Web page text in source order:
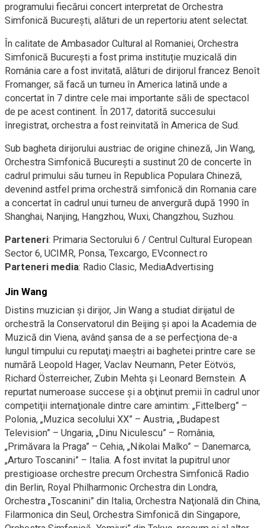
programului fiecărui concert interpretat de Orchestra
Simfonică București, alături de un repertoriu atent selectat.
În calitate de Ambasador Cultural al Romaniei, Orchestra
Simfonică București a fost prima instituție muzicală din
România care a fost invitată, alături de dirijorul francez Benoît
Fromanger, să facă un turneu în America latină unde a
concertat în 7 dintre cele mai importante săli de spectacol
de pe acest continent. În 2017, datorită succesului
înregistrat, orchestra a fost reinvitată în America de Sud.
Sub bagheta dirijorului austriac de origine chineză, Jin Wang,
Orchestra Simfonică București a sustinut 20 de concerte în
cadrul primului său turneu în Republica Populara Chineză,
devenind astfel prima orchestră simfonică din Romania care
a concertat în cadrul unui turneu de anvergură după 1990 în
Shanghai, Nanjing, Hangzhou, Wuxi, Changzhou, Suzhou.
Parteneri: Primaria Sectorului 6 / Centrul Cultural European
Sector 6, UCIMR, Ponsa, Texcargo, EVconnect.ro
Parteneri media: Radio Clasic, MediaAdvertising
Jin Wang
Distins muzician şi dirijor, Jin Wang a studiat dirijatul de
orchestră la Conservatorul din Beijing şi apoi la Academia de
Muzică din Viena, având şansa de a se perfecţiona de-a
lungul timpului cu reputaţi maeştri ai baghetei printre care se
numără Leopold Hager, Vaclav Neumann, Peter Eötvös,
Richard Österreicher, Zubin Mehta şi Leonard Bernstein. A
repurtat numeroase succese şi a obţinut premii în cadrul unor
competiţii internaţionale dintre care amintim: „Fittelberg” –
Polonia, „Muzica secolului XX” – Austria, „Budapest
Television” – Ungaria, „Dinu Niculescu” – România,
„Primăvara la Praga” – Cehia, „Nikolai Malko” – Danemarca,
„Arturo Toscanini” – Italia. A fost invitat la pupitrul unor
prestigioase orchestre precum Orchestra Simfonică Radio
din Berlin, Royal Philharmonic Orchestra din Londra,
Orchestra „Toscanini” din Italia, Orchestra Naţională din China,
Filarmonica din Seul, Orchestra Simfonică din Singapore,